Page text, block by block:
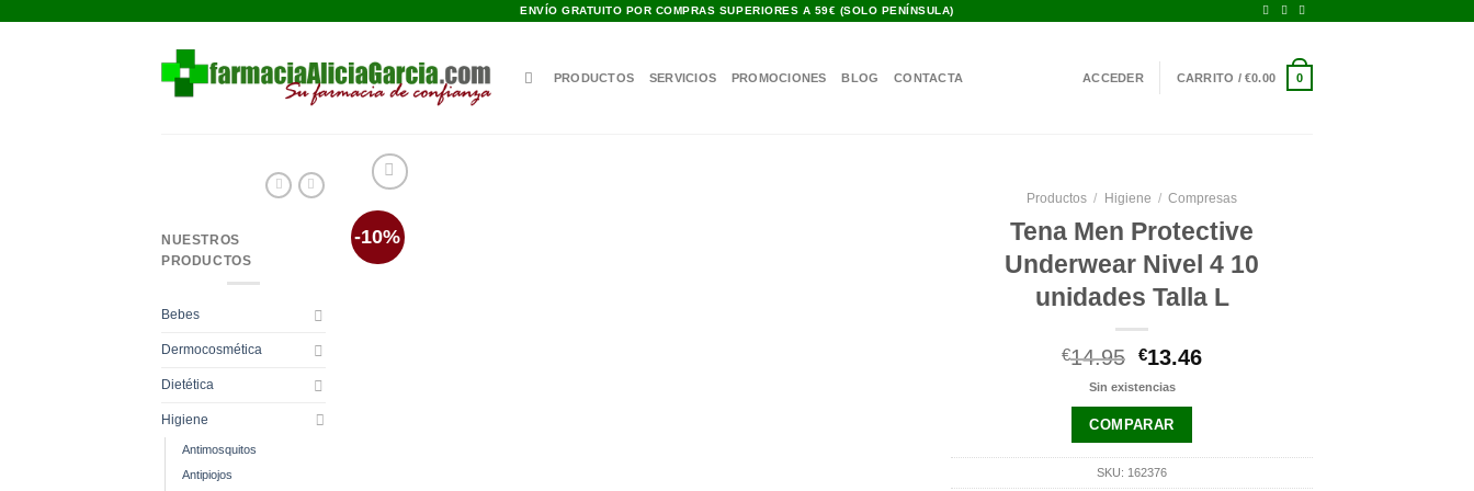
ENVÍO GRATUITO POR COMPRAS SUPERIORES A 59€ (SOLO PENÍNSULA)
PRODUCTOS SERVICIOS PROMOCIONES BLOG CONTACTA ACCEDER CARRITO / €0.00 0
NUESTROS
PRODUCTOS
Bebes
Dermocosmética
Dietética
Higiene
Antimosquitos
Antipiojos
-10%
Productos / Higiene / Compresas
Tena Men Protective
Underwear Nivel 4 10
unidades Talla L
€14.95 El
precio
era:
€14.95.
€13.46El
Sin existencias
COMPARAR
SKU: 162376